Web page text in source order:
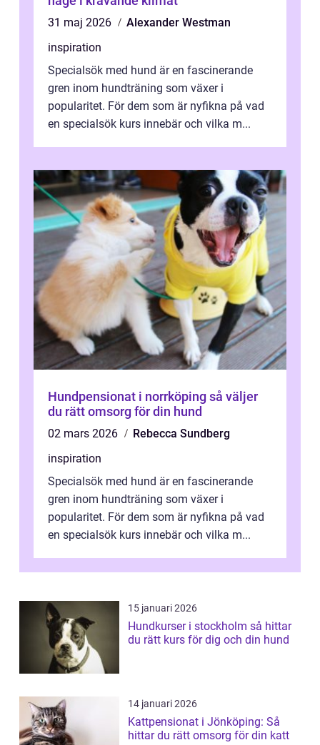
31 maj 2026
Alexander Westman
inspiration
Specialsök med hund är en fascinerande
gren inom hundträning som växer i
popularitet. För dem som är nyfikna på vad
en specialsök kurs innebär och vilka m...
Hundpensionat i norrköping så väljer
du rätt omsorg för din hund
02 mars 2026
Rebecca Sundberg
inspiration
Specialsök med hund är en fascinerande
gren inom hundträning som växer i
popularitet. För dem som är nyfikna på vad
en specialsök kurs innebär och vilka m...
15 januari 2026
Hundkurser i stockholm så hittar
du rätt kurs för dig och din hund
14 januari 2026
Kattpensionat i Jönköping: Så
hittar du rätt omsorg för din katt